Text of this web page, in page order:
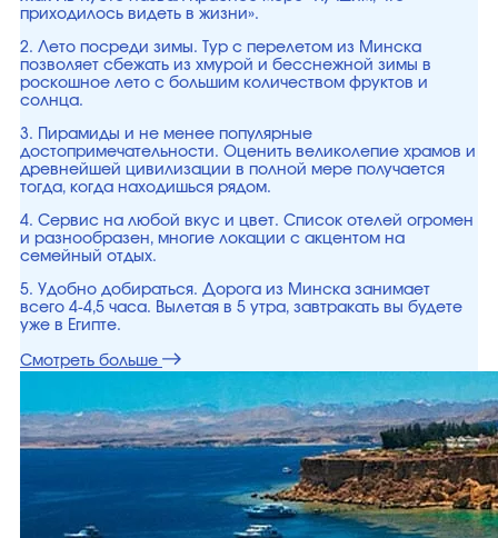
приходилось видеть в жизни».
2. Лето посреди зимы. Тур с перелетом из Минска
позволяет сбежать из хмурой и бесснежной зимы в
роскошное лето с большим количеством фруктов и
солнца.
3. Пирамиды и не менее популярные
достопримечательности. Оценить великолепие храмов и
древнейшей цивилизации в полной мере получается
тогда, когда находишься рядом.
4. Сервис на любой вкус и цвет. Список отелей огромен
и разнообразен, многие локации с акцентом на
семейный отдых.
5. Удобно добираться. Дорога из Минска занимает
всего 4-4,5 часа. Вылетая в 5 утра, завтракать вы будете
уже в Египте.
Смотреть больше